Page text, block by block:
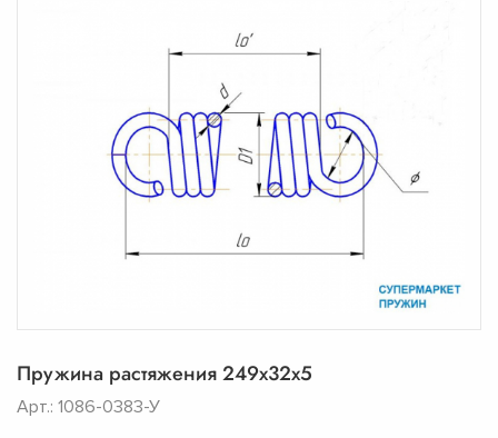
Пружина растяжения 249х32х5
Арт.: 1086-0383-У